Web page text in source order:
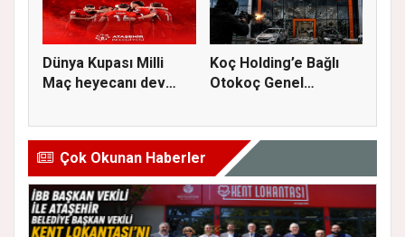
Dünya Kupası Milli
Maç heyecanı dev
Koç Holding’e Bağlı
Otokoç Genel
Çok Okunan Haberler